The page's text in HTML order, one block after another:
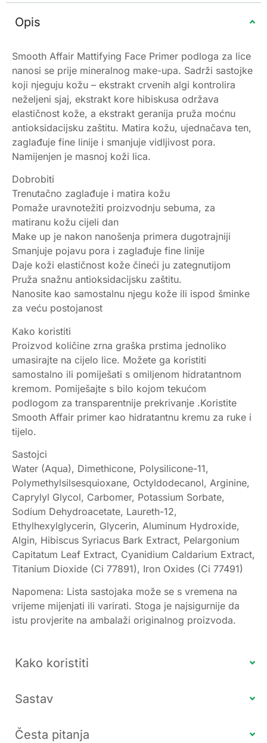
Opis
Smooth Affair Mattifying Face Primer podloga za lice
nanosi se prije mineralnog make-upa. Sadrži sastojke
koji njeguju kožu – ekstrakt crvenih algi kontrolira
neželjeni sjaj, ekstrakt kore hibiskusa održava
elastičnost kože, a ekstrakt geranija pruža moćnu
antioksidacijsku zaštitu. Matira kožu, ujednačava ten,
zaglađuje fine linije i smanjuje vidljivost pora.
Namijenjen je masnoj koži lica.
Dobrobiti
Trenutačno zaglađuje i matira kožu
Pomaže uravnotežiti proizvodnju sebuma, za
matiranu kožu cijeli dan
Make up je nakon nanošenja primera dugotrajniji
Smanjuje pojavu pora i zaglađuje fine linije
Daje koži elastičnost kože čineći ju zategnutijom
Pruža snažnu antioksidacijsku zaštitu.
Nanosite kao samostalnu njegu kože ili ispod šminke
za veću postojanost
Kako koristiti
Proizvod količine zrna graška prstima jednoliko
umasirajte na cijelo lice. Možete ga koristiti
samostalno ili pomiješati s omiljenom hidratantnom
kremom. Pomiješajte s bilo kojom tekućom
podlogom za transparentnije prekrivanje .Koristite
Smooth Affair primer kao hidratantnu kremu za ruke i
tijelo.
Sastojci
Water (Aqua), Dimethicone, Polysilicone-11,
Polymethylsilsesquioxane, Octyldodecanol, Arginine,
Caprylyl Glycol, Carbomer, Potassium Sorbate,
Sodium Dehydroacetate, Laureth-12,
Ethylhexylglycerin, Glycerin, Aluminum Hydroxide,
Algin, Hibiscus Syriacus Bark Extract, Pelargonium
Capitatum Leaf Extract, Cyanidium Caldarium Extract,
Titanium Dioxide (Ci 77891), Iron Oxides (Ci 77491)
Napomena: Lista sastojaka može se s vremena na
vrijeme mijenjati ili varirati. Stoga je najsigurnije da
istu provjerite na ambalaži originalnog proizvoda.
Kako koristiti
Sastav
Česta pitanja